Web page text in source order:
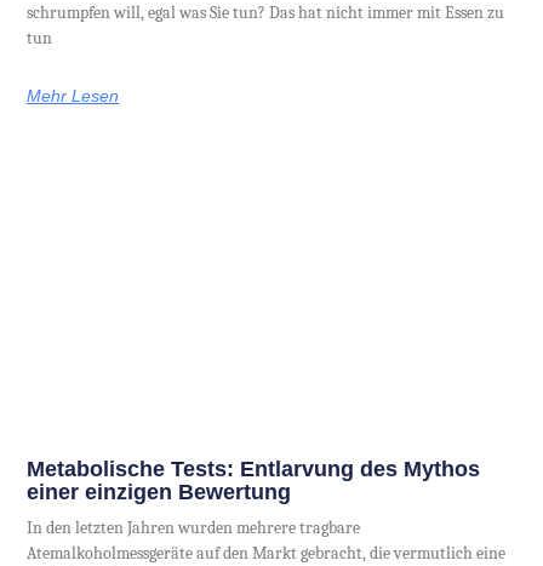
schrumpfen will, egal was Sie tun? Das hat nicht immer mit Essen zu
tun
Mehr Lesen
Metabolische Tests: Entlarvung des Mythos
einer einzigen Bewertung
In den letzten Jahren wurden mehrere tragbare
Atemalkoholmessgeräte auf den Markt gebracht, die vermutlich eine